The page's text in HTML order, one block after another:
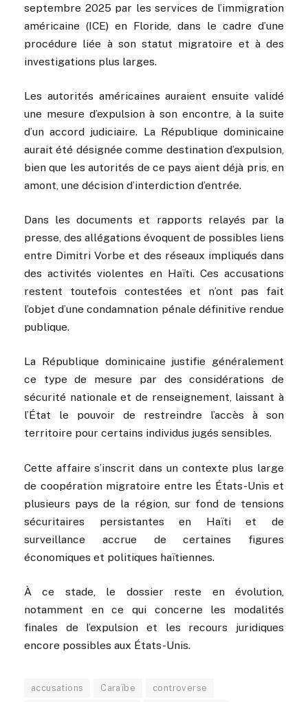
septembre 2025 par les services de l’immigration
américaine (ICE) en Floride, dans le cadre d’une
procédure liée à son statut migratoire et à des
investigations plus larges.
Les autorités américaines auraient ensuite validé
une mesure d’expulsion à son encontre, à la suite
d’un accord judiciaire. La République dominicaine
aurait été désignée comme destination d’expulsion,
bien que les autorités de ce pays aient déjà pris, en
amont, une décision d’interdiction d’entrée.
Dans les documents et rapports relayés par la
presse, des allégations évoquent de possibles liens
entre Dimitri Vorbe et des réseaux impliqués dans
des activités violentes en Haïti. Ces accusations
restent toutefois contestées et n’ont pas fait
l’objet d’une condamnation pénale définitive rendue
publique.
La République dominicaine justifie généralement
ce type de mesure par des considérations de
sécurité nationale et de renseignement, laissant à
l’État le pouvoir de restreindre l’accès à son
territoire pour certains individus jugés sensibles.
Cette affaire s’inscrit dans un contexte plus large
de coopération migratoire entre les États-Unis et
plusieurs pays de la région, sur fond de tensions
sécuritaires persistantes en Haïti et de
surveillance accrue de certaines figures
économiques et politiques haïtiennes.
À ce stade, le dossier reste en évolution,
notamment en ce qui concerne les modalités
finales de l’expulsion et les recours juridiques
encore possibles aux États-Unis.
accusations Caraïbe controverse